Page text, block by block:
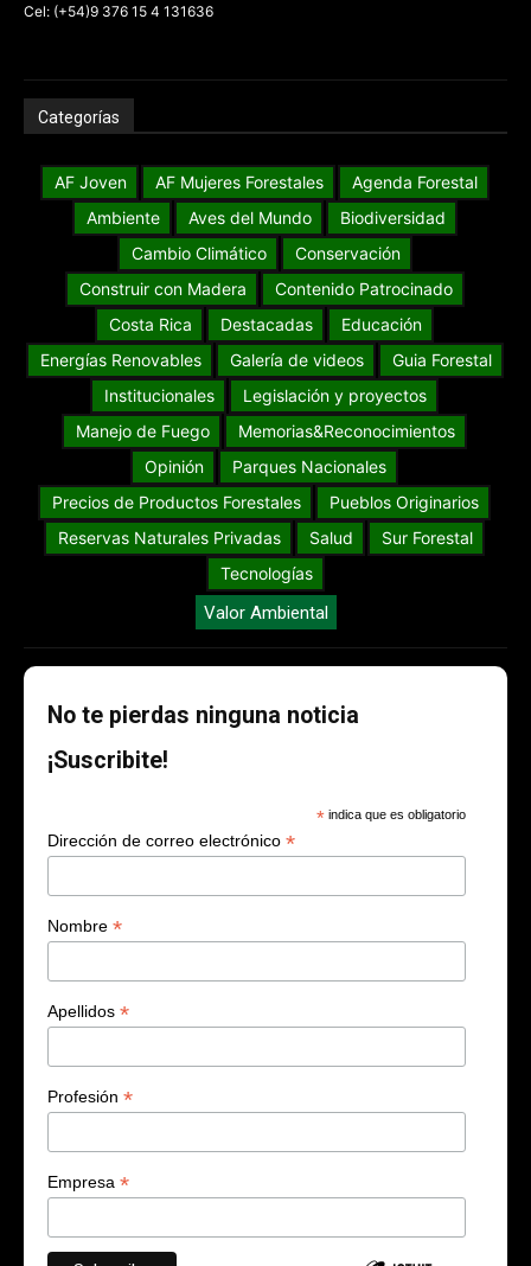
Cel: (+54)9 376 15 4 131636
Categorías
AF Joven AF Mujeres Forestales
Agenda Forestal
Ambiente
Aves del Mundo
Biodiversidad
Cambio Climático
Conservación
Construir con Madera
Contenido Patrocinado
Costa Rica
Destacadas
Educación
Energías Renovables
Galería de videos
Guia Forestal
Institucionales
Legislación y proyectos
Manejo de Fuego
Memorias&Reconocimientos
Opinión
Parques Nacionales
Precios de Productos Forestales
Pueblos Originarios
Reservas Naturales Privadas
Salud
Sur Forestal
Tecnologías
Valor Ambiental
No te pierdas ninguna noticia
¡Suscribite!
* indica que es obligatorio
Dirección de correo electrónico *
Nombre *
Apellidos *
Profesión *
Empresa *